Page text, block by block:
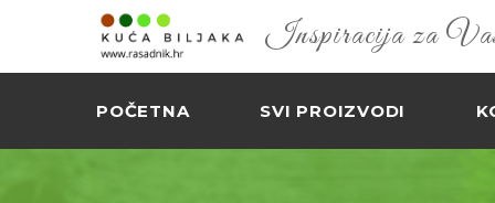
Inspiracija za
POČETNA SVI PROIZVODI